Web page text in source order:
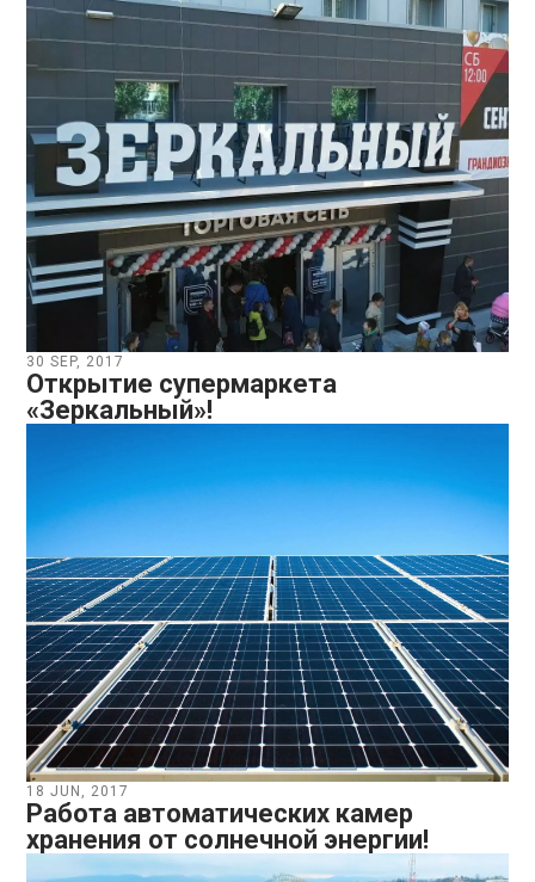
30 SEP, 2017
Открытие супермаркета
«Зеркальный»!
18 JUN, 2017
Работа автоматических камер
хранения от солнечной энергии!